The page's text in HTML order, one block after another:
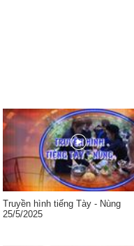
Truyền hình tiếng Tày - Nùng
25/5/2025